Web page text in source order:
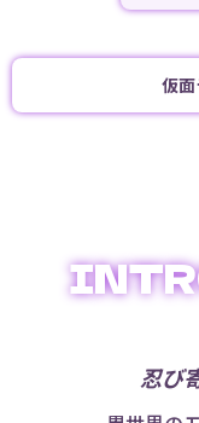
仮
忍び